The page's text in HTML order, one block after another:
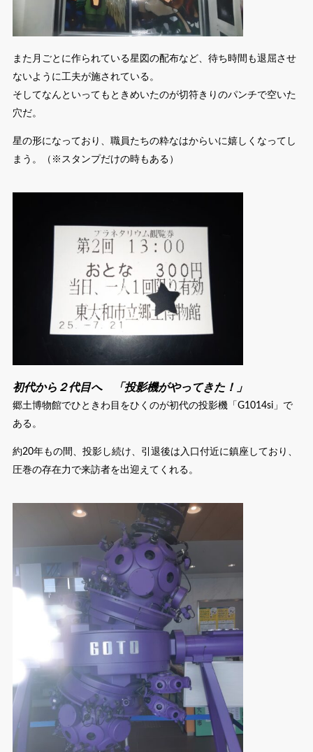
また月ごとに作られている星図の配布など、待ち時間も退屈させ
ないように工夫が施されている。
そしてなんといってもときめいたのが切符きりのパンチで空いた
穴だ。
星の形になっており、職員たちの粋なはからいに嬉しくなってし
まう。（※スタンプだけの時もある）
初代から２代目へ 「投影機がやってきた！」
郷土博物館でひときわ目をひくのが初代の投影機「G1014si」で
ある。
約20年もの間、投影し続け、引退後は入口付近に鎮座しており、
圧巻の存在力で来訪者を出迎えてくれる。